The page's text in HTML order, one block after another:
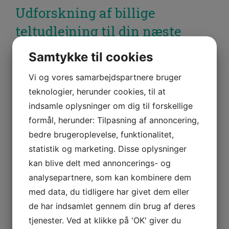
Udforskning af billige
teltudlejning til din næste
begivenhed
december 6, 2021 Niels Jensen Leave a comment
Telte er en fantastisk måde at skabe læ for dine gæster på.
Teltudlejning er dog ofte dyrt og svært at finde. Heldigvis
er der nogle virksomheder, der tilbyder billig teltudlejning til
arrangementer – her er hvordan du finder dem!
Det første skridt i at finde billig teltudlejning er at kigge på
nettet eller søge i rubrikannoncer. Hvis du finder et firma
med et kontor i nærheden af dig, sparer du
Samtykke til cookies
Vi og vores samarbejdspartnere bruger
teknologier, herunder cookies, til at
indsamle oplysninger om dig til forskellige
formål, herunder: Tilpasning af annoncering,
bedre brugeroplevelse, funktionalitet,
statistik og marketing. Disse oplysninger
kan blive delt med annoncerings- og
analysepartnere, som kan kombinere dem
med data, du tidligere har givet dem eller
de har indsamlet gennem din brug af deres
tjenester. Ved at klikke på 'OK' giver du